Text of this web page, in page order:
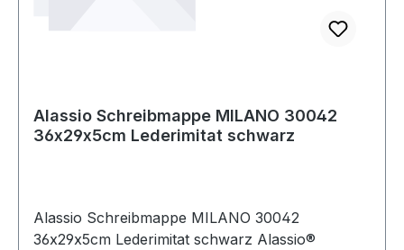
Alassio Schreibmappe MILANO 30042
36x29x5cm Lederimitat schwarz
Alassio Schreibmappe MILANO 30042
36x29x5cm Lederimitat schwarz Alassio®